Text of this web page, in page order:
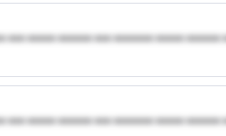
xxx xxxxx xxxxxx xxx xxxxxxx xxxxx xxxxxx
xxx xxxxx xxxxxx xxx xxxxxxx xxxxx xxxxxx